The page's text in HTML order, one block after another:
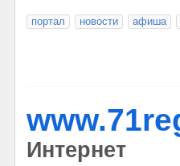
портал новости афиша
Интернет